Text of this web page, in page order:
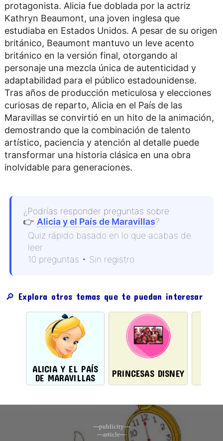
protagonista. Alicia fue doblada por la actriz
Kathryn Beaumont, una joven inglesa que
estudiaba en Estados Unidos. A pesar de su origen
británico, Beaumont mantuvo un leve acento
británico en la versión final, otorgando al
personaje una mezcla única de autenticidad y
adaptabilidad para el público estadounidense.
Tras años de producción meticulosa y elecciones
curiosas de reparto, Alicia en el País de las
Maravillas se convirtió en un hito de la animación,
demostrando que la combinación de talento
artístico, paciencia y atención al detalle puede
transformar una historia clásica en una obra
inolvidable para generaciones.
¿Podrías responder preguntas sobre
👉 Alicia y el País de Maravillas?
Quiz rápido basado en lo que acabas de
leer
10 preguntas • Sin registro
🔎 Explora otros temas que te puedan interesar
ALICIA Y EL PAÍS
DE MARAVILLAS
PRINCESAS DISNEY
---publicity---
---article---